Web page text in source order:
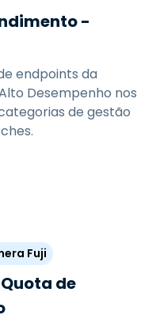
-
endpoints da
Desempenho nos
de gestão
Fuji
de